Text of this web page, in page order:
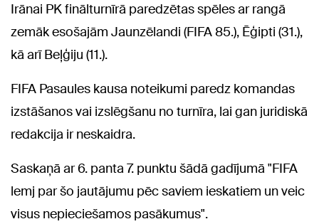
Irānai PK finālturnīrā paredzētas spēles ar rangā
zemāk esošajām Jaunzēlandi (FIFA 85.), Ēģipti (31.),
kā arī Beļģiju (11.).
FIFA Pasaules kausa noteikumi paredz komandas
izstāšanos vai izslēgšanu no turnīra, lai gan juridiskā
redakcija ir neskaidra.
Saskaņā ar 6. panta 7. punktu šādā gadījumā "FIFA
lemj par šo jautājumu pēc saviem ieskatiem un veic
visus nepieciešamos pasākumus".